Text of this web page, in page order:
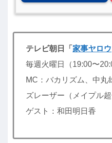
テレビ朝日「 家事ヤロウ
毎週火曜日（19:00〜
MC：バカリズム、中丸
ズレーザー（メイプル超
ゲスト：和田明日香